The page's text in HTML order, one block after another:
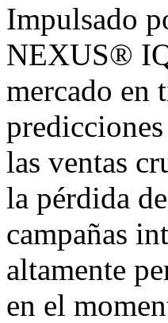
Impulsado
NEXUS®
mercado en
las ventas
la pérdida
campañas
altamente
en el